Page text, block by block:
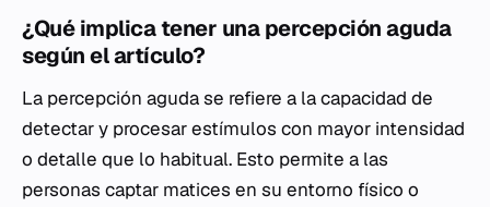
¿Qué implica tener una percepción aguda
según el artículo?
La percepción aguda se refiere a la capacidad de
detectar y procesar estímulos con mayor intensidad
o detalle que lo habitual. Esto permite a las
personas captar matices en su entorno físico o